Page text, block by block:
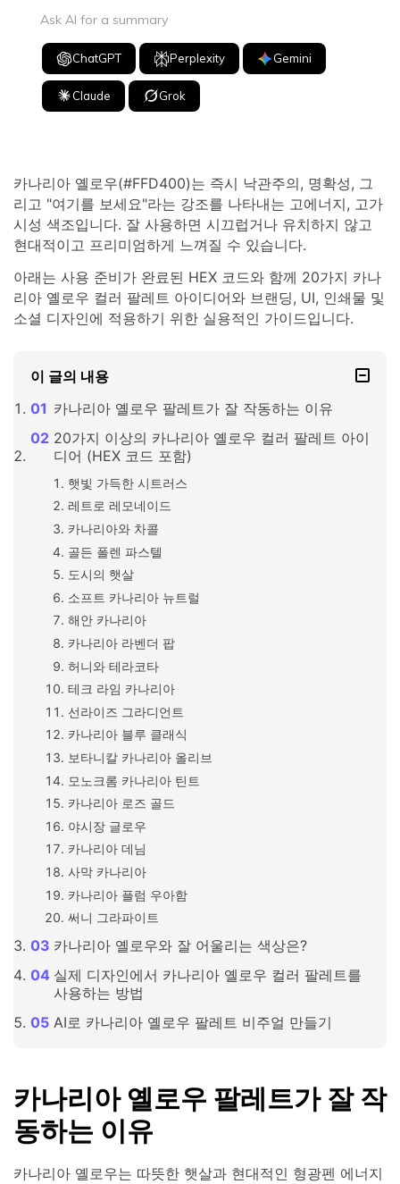
Ask AI for a summary
ChatGPT Perplexity Gemini
Claude Grok
카나리아 옐로우(#FFD400)는 즉시 낙관주의, 명확성, 그
리고 "여기를 보세요"라는 강조를 나타내는 고에너지, 고가
시성 색조입니다. 잘 사용하면 시끄럽거나 유치하지 않고
현대적이고 프리미엄하게 느껴질 수 있습니다.
아래는 사용 준비가 완료된 HEX 코드와 함께 20가지 카나
리아 옐로우 컬러 팔레트 아이디어와 브랜딩, UI, 인쇄물 및
소셜 디자인에 적용하기 위한 실용적인 가이드입니다.
이 글의 내용
카나리아 옐로우 팔레트가 잘 작동하는 이유
20가지 이상의 카나리아 옐로우 컬러 팔레트 아이
디어 (HEX 코드 포함)
햇빛 가득한 시트러스
레트로 레모네이드
카나리아와 차콜
골든 폴렌 파스텔
도시의 햇살
소프트 카나리아 뉴트럴
해안 카나리아
카나리아 라벤더 팝
허니와 테라코타
테크 라임 카나리아
선라이즈 그라디언트
카나리아 블루 클래식
보타니칼 카나리아 올리브
모노크롬 카나리아 틴트
카나리아 로즈 골드
야시장 글로우
카나리아 데님
사막 카나리아
카나리아 플럼 우아함
써니 그라파이트
카나리아 옐로우와 잘 어울리는 색상은?
실제 디자인에서 카나리아 옐로우 컬러 팔레트를
사용하는 방법
AI로 카나리아 옐로우 팔레트 비주얼 만들기
카나리아 옐로우 팔레트가 잘 작
동하는 이유
카나리아 옐로우는 따뜻한 햇살과 현대적인 형광펜 에너지